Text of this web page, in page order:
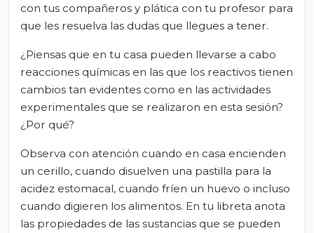
con tus compañeros y plática con tu profesor para
que les resuelva las dudas que llegues a tener.
¿Piensas que en tu casa pueden llevarse a cabo
reacciones químicas en las que los reactivos tienen
cambios tan evidentes como en las actividades
experimentales que se realizaron en esta sesión?
¿Por qué?
Observa con atención cuando en casa encienden
un cerillo, cuando disuelven una pastilla para la
acidez estomacal, cuando fríen un huevo o incluso
cuando digieren los alimentos. En tu libreta anota
las propiedades de las sustancias que se pueden